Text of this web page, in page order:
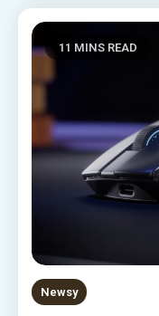
11 MINS READ
Newsy